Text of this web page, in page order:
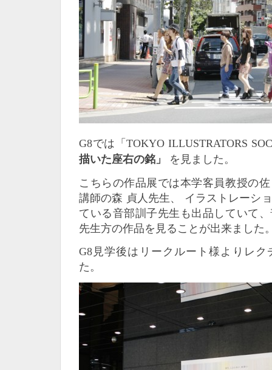
G8では「TOKYO ILLUSTRATORS
描いた座右の銘」
を見ました。
こちらの作品展では本学客員教授の
講師の森 貞人先生、 イラストレーシ
ている音部訓子先生も出品していて
先生方の作品を見ることが出来ました
G8見学後はリークルート様よりレク
た。